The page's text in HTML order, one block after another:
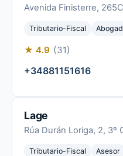
Avenida Finisterre,
Tributario-Fiscal
★ 4.9 (31)
+34881151616
Lage
Rúa Durán Loriga, 2, 3º
Tributario-Fiscal Asesor